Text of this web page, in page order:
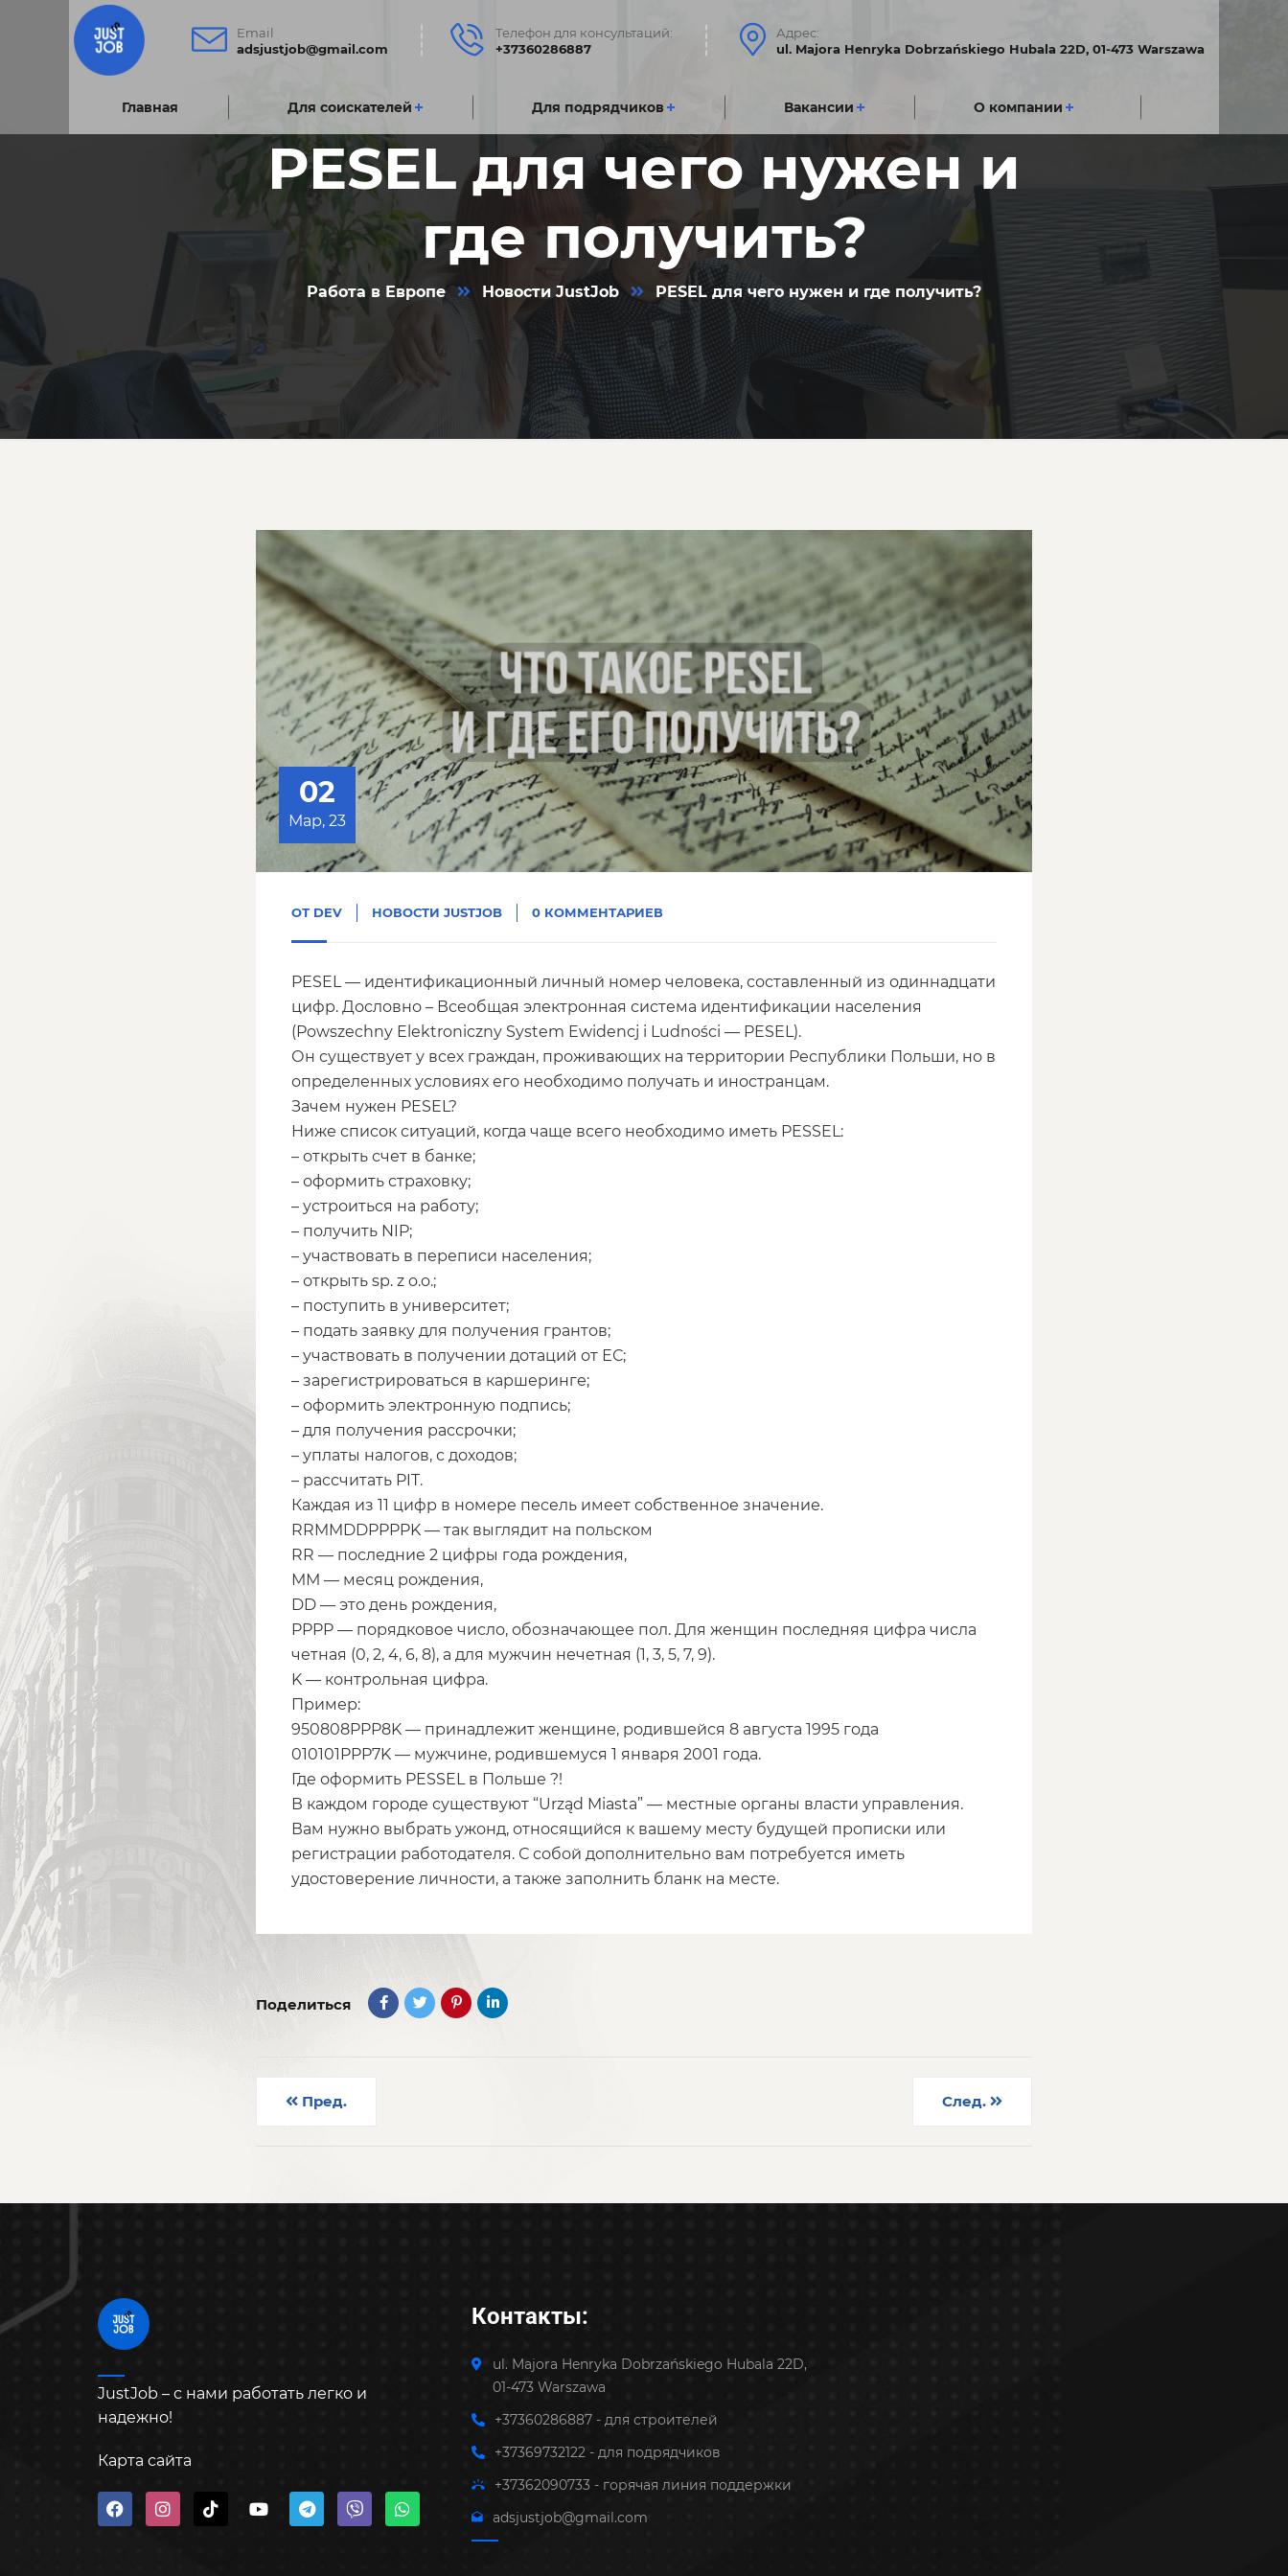
Email
adsjustjob@gmail.com
Телефон для консультаций:
+37360286887
Адрес:
ul. Majora Henryka Dobrzańskiego Hubala 22D, 01-473 Warszawa
Главнаяㅤ Для соискателей Для подрядчиковㅤ Вакансии О компании
PESEL для чего нужен и
где получить?
Работа в Европе Новости JustJob PESEL для чего нужен и где получить?
02
Мар, 23
ОТ DEV НОВОСТИ JUSTJOB 0 КОММЕНТАРИЕВ
PESEL — идентификационный личный номер человека, составленный из одиннадцати
цифр. Дословно – Всеобщая электронная система идентификации населения
(Powszechny Elektroniczny System Ewidencj i Ludności — PESEL).
Он существует у всех граждан, проживающих на территории Республики Польши, но в
определенных условиях его необходимо получать и иностранцам.
Зачем нужен PESEL?
Ниже список ситуаций, когда чаще всего необходимо иметь PESSEL:
– открыть счет в банке;
– оформить страховку;
– устроиться на работу;
– получить NIP;
– участвовать в переписи населения;
– открыть sp. z o.o.;
– поступить в университет;
– подать заявку для получения грантов;
– участвовать в получении дотаций от ЕС;
– зарегистрироваться в каршеринге;
– оформить электронную подпись;
– для получения рассрочки;
– уплаты налогов, с доходов;
– рассчитать PIT.
Каждая из 11 цифр в номере песель имеет собственное значение.
RRMMDDPPPPK — так выглядит на польском
RR — последние 2 цифры года рождения,
ММ — месяц рождения,
DD — это день рождения,
PPPP — порядковое число, обозначающее пол. Для женщин последняя цифра числа
четная (0, 2, 4, 6, 8), а для мужчин нечетная (1, 3, 5, 7, 9).
K — контрольная цифра.
Пример:
950808PPP8K — принадлежит женщине, родившейся 8 августа 1995 года
010101PPP7K — мужчине, родившемуся 1 января 2001 года.
Где оформить PESSEL в Польше ?!
В каждом городе существуют “Urząd Miasta” — местные органы власти управления.
Вам нужно выбрать ужонд, относящийся к вашему месту будущей прописки или
регистрации работодателя. С собой дополнительно вам потребуется иметь
удостоверение личности, а также заполнить бланк на месте.
Поделиться
Пред. След.
JustJob – с нами работать легко и
надежно!
Карта сайта
Контакты:
ul. Majora Henryka Dobrzańskiego Hubala 22D,
01-473 Warszawa
+37360286887 - для строителей
+37369732122 - для подрядчиков
+37362090733 - горячая линия поддержки
adsjustjob@gmail.com